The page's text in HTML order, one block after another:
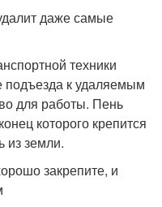
даже самые
техники
к удаляемым
для работы. Пень
которого крепится
из земли.
закрепите, и